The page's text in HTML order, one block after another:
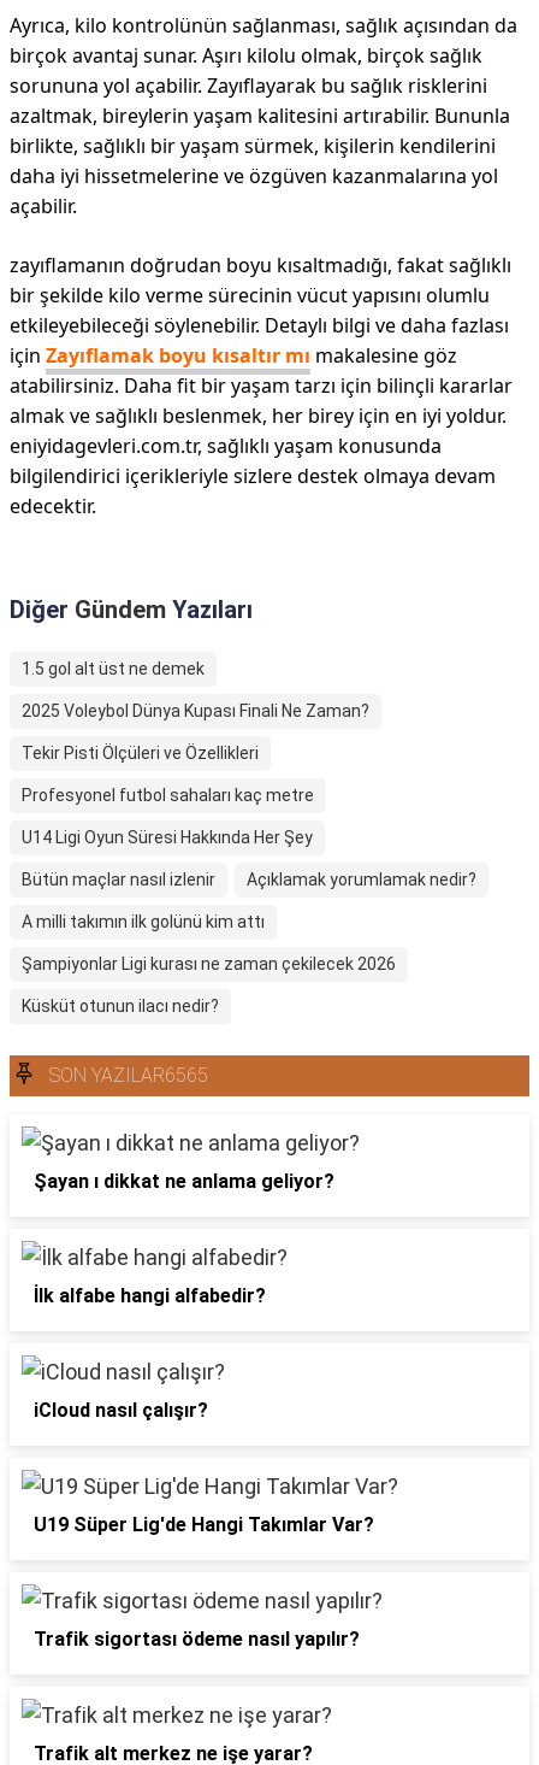
Ayrıca, kilo kontrolünün sağlanması, sağlık açısından da
birçok avantaj sunar. Aşırı kilolu olmak, birçok sağlık
sorununa yol açabilir. Zayıflayarak bu sağlık risklerini
azaltmak, bireylerin yaşam kalitesini artırabilir. Bununla
birlikte, sağlıklı bir yaşam sürmek, kişilerin kendilerini
daha iyi hissetmelerine ve özgüven kazanmalarına yol
açabilir.
zayıflamanın doğrudan boyu kısaltmadığı, fakat sağlıklı
bir şekilde kilo verme sürecinin vücut yapısını olumlu
etkileyebileceği söylenebilir. Detaylı bilgi ve daha fazlası
için Zayıflamak boyu kısaltır mı makalesine göz
atabilirsiniz. Daha fit bir yaşam tarzı için bilinçli kararlar
almak ve sağlıklı beslenmek, her birey için en iyi yoldur.
eniyidagevleri.com.tr, sağlıklı yaşam konusunda
bilgilendirici içerikleriyle sizlere destek olmaya devam
edecektir.
Diğer Gündem Yazıları
1.5 gol alt üst ne demek
2025 Voleybol Dünya Kupası Finali Ne Zaman?
Tekir Pisti Ölçüleri ve Özellikleri
Profesyonel futbol sahaları kaç metre
U14 Ligi Oyun Süresi Hakkında Her Şey
Bütün maçlar nasıl izlenir Açıklamak yorumlamak nedir?
A milli takımın ilk golünü kim attı
Şampiyonlar Ligi kurası ne zaman çekilecek 2026
Küsküt otunun ilacı nedir?
SON YAZILAR6565
Şayan ı dikkat ne anlama geliyor?
İlk alfabe hangi alfabedir?
iCloud nasıl çalışır?
U19 Süper Lig'de Hangi Takımlar Var?
Trafik sigortası ödeme nasıl yapılır?
Trafik alt merkez ne işe yarar?